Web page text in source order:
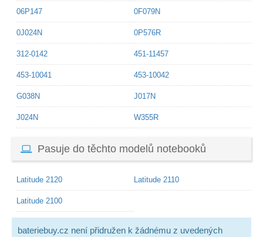
06P147 0F079N
0J024N 0P576R
312-0142 451-11457
453-10041 453-10042
G038N J017N
J024N W355R
Pasuje do těchto modelů notebooků
Latitude 2120 Latitude 2110
Latitude 2100
bateriebuy.cz není přidružen k žádnému z uvedených